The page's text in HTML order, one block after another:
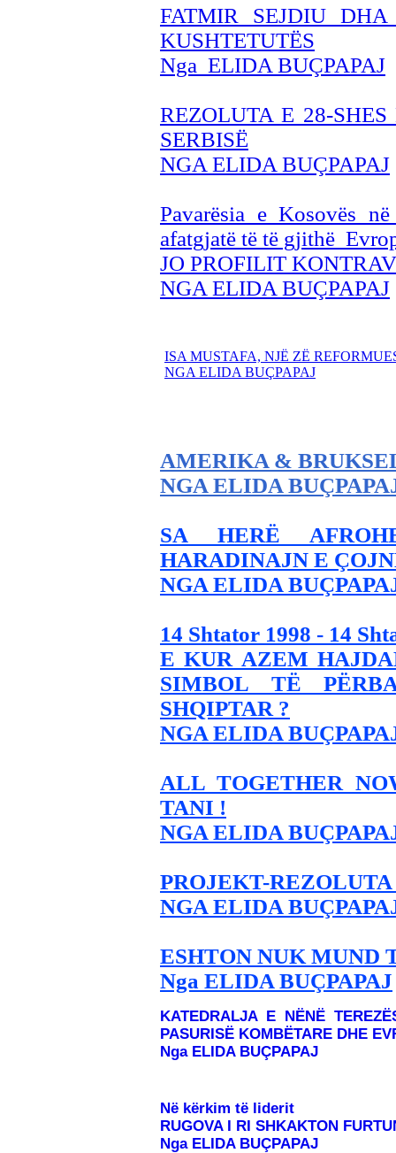
FATMIR SEJDIU
KUSHTETUTËS
Nga ELIDA BUÇPAPAJ
REZOLUTA E 28-
SERBISË
NGA ELIDA BUÇPAPAJ
Pavarësia e Kosovës
afatgjatë të të gjithë
JO PROFILIT
NGA ELIDA BUÇPAPAJ
ISA MUSTAFA, NJË ZË
NGA ELIDA BUÇPAPAJ
AMERIKA &
NGA ELIDA
SA HERË
HARADINAJN E
NGA ELIDA
14 Shtator 1998 - 14
E KUR AZEM
SIMBOL TË
SHQIPTAR ?
NGA ELIDA
ALL TOGETHER
TANI !
NGA ELIDA
PROJEKT-
NGA ELIDA
ESHTON NUK MUND
Nga ELIDA BUÇPAPAJ
KATEDRALJA E NËNË
PASURISË KOMBËTARE DHE
Nga ELIDA BUÇPAPAJ
Në kërkim të liderit
RUGOVA I RI SHKAKTON
Nga ELIDA BUÇPAPAJ